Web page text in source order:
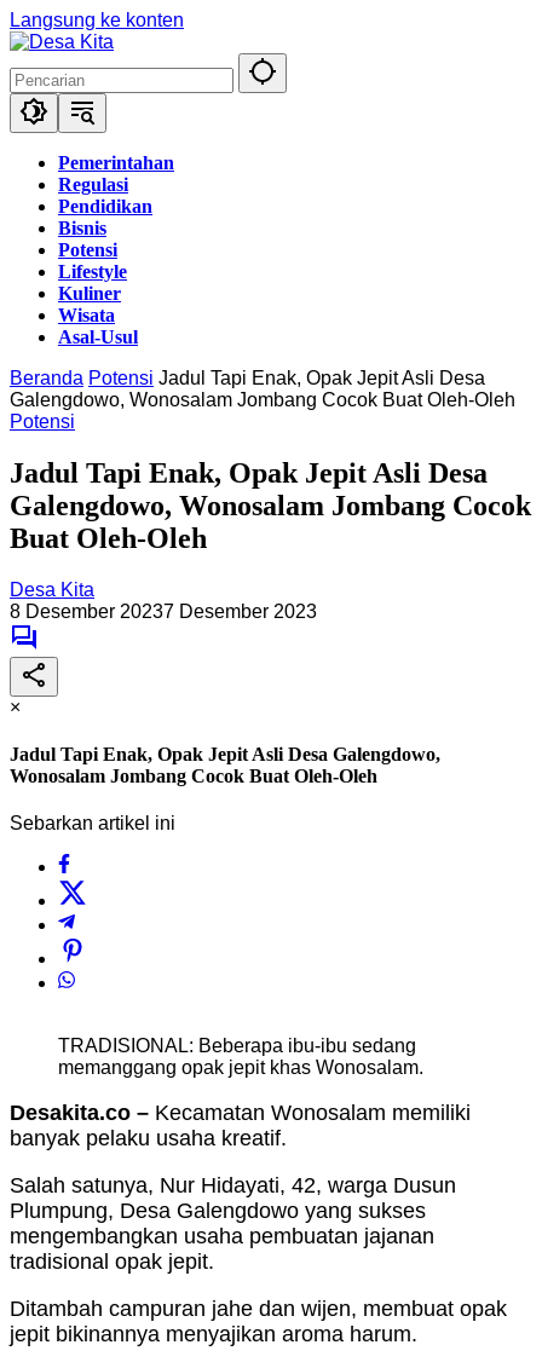
Langsung ke konten
Pemerintahan
Regulasi
Pendidikan
Bisnis
Potensi
Lifestyle
Kuliner
Wisata
Asal-Usul
Beranda Potensi Jadul Tapi Enak, Opak Jepit Asli Desa
Galengdowo, Wonosalam Jombang Cocok Buat Oleh-Oleh
Potensi
Jadul Tapi Enak, Opak Jepit Asli Desa
Galengdowo, Wonosalam Jombang Cocok
Buat Oleh-Oleh
Desa Kita
8 Desember 20237 Desember 2023
×
Jadul Tapi Enak, Opak Jepit Asli Desa Galengdowo,
Wonosalam Jombang Cocok Buat Oleh-Oleh
Sebarkan artikel ini
TRADISIONAL: Beberapa ibu-ibu sedang
memanggang opak jepit khas Wonosalam.
Desakita.co – Kecamatan Wonosalam memiliki
banyak pelaku usaha kreatif.
Salah satunya, Nur Hidayati, 42, warga Dusun
Plumpung, Desa Galengdowo yang sukses
mengembangkan usaha pembuatan jajanan
tradisional opak jepit.
Ditambah campuran jahe dan wijen, membuat opak
jepit bikinannya menyajikan aroma harum.